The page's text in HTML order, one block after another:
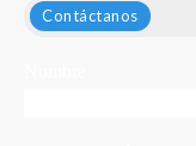
Contáctanos